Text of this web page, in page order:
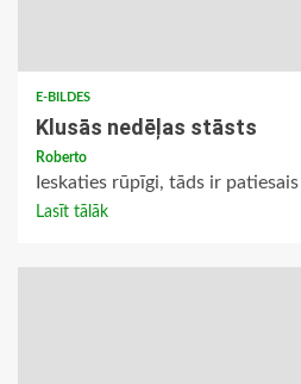
E-BILDES
Klusās nedēļas stāsts
Roberto
Ieskaties rūpīgi, tāds ir
Lasīt tālāk